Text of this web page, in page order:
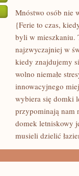
Mnóstwo osób nie
{Ferie to czas,
byli w mieszkaniu.
najzwyczajniej w
kiedy znajdujemy
wolno niemałe
innowacyjnego
wybiera się domki
przypominają nam
domek letniskowy
musieli dzielić